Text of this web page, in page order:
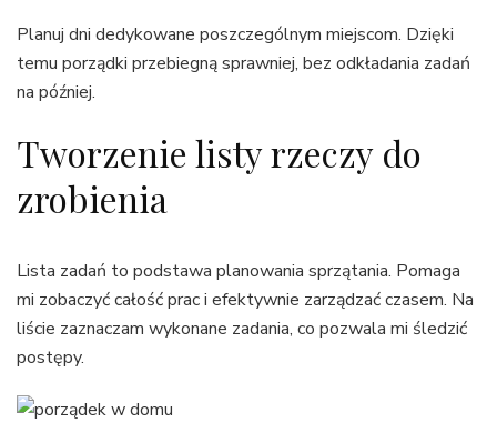
Planuj dni dedykowane poszczególnym miejscom. Dzięki
temu porządki przebiegną sprawniej, bez odkładania zadań
na później.
Tworzenie listy rzeczy do
zrobienia
Lista zadań to podstawa planowania sprzątania. Pomaga
mi zobaczyć całość prac i efektywnie zarządzać czasem. Na
liście zaznaczam wykonane zadania, co pozwala mi śledzić
postępy.